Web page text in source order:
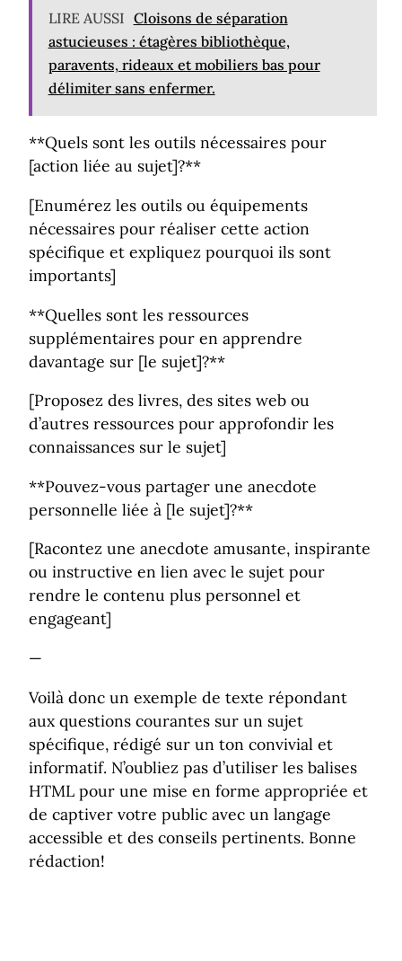
LIRE AUSSI Cloisons de séparation
astucieuses : étagères bibliothèque,
paravents, rideaux et mobiliers bas pour
délimiter sans enfermer.
**Quels sont les outils nécessaires pour
[action liée au sujet]?**
[Enumérez les outils ou équipements
nécessaires pour réaliser cette action
spécifique et expliquez pourquoi ils sont
importants]
**Quelles sont les ressources
supplémentaires pour en apprendre
davantage sur [le sujet]?**
[Proposez des livres, des sites web ou
d’autres ressources pour approfondir les
connaissances sur le sujet]
**Pouvez-vous partager une anecdote
personnelle liée à [le sujet]?**
[Racontez une anecdote amusante, inspirante
ou instructive en lien avec le sujet pour
rendre le contenu plus personnel et
engageant]
—
Voilà donc un exemple de texte répondant
aux questions courantes sur un sujet
spécifique, rédigé sur un ton convivial et
informatif. N’oubliez pas d’utiliser les balises
HTML pour une mise en forme appropriée et
de captiver votre public avec un langage
accessible et des conseils pertinents. Bonne
rédaction!